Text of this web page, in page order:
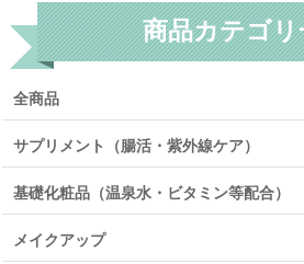
商品カテゴリ
全商品
サプリメント（腸活・紫外線ケア）
基礎化粧品（温泉水・ビタミン等配合）
メイクアップ